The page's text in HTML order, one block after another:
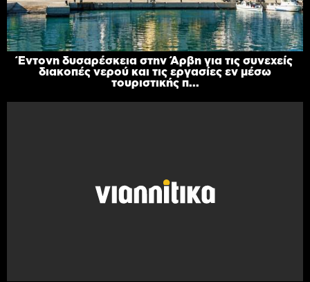
Έντονη δυσαρέσκεια στην Άρβη για τις συνεχείς
διακοπές νερού και τις εργασίες εν μέσω
τουριστικής π...